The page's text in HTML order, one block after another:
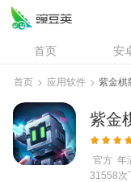
首页 安
资讯
问答
首页 > 应用软件 > 紫金棋
紫金
官方 年
31558次